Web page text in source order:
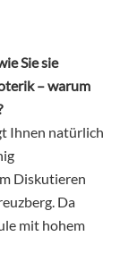
Sie sie
– warum
Ihnen natürlich
Diskutieren
Da
mit hohem